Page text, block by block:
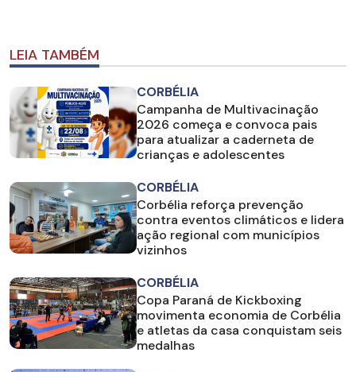
LEIA TAMBÉM
CORBÉLIA
Campanha de Multivacinação
2026 começa e convoca pais
para atualizar a caderneta de
crianças e adolescentes
CORBÉLIA
Corbélia reforça prevenção
contra eventos climáticos e lidera
ação regional com municípios
vizinhos
CORBÉLIA
Copa Paraná de Kickboxing
movimenta economia de Corbélia
e atletas da casa conquistam seis
medalhas